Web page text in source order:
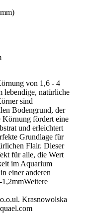
von 1,6 - 4
lebendige, natürliche
sind
Bodengrund, der
Körnung fördert eine
und erleichtert
Grundlage für
Flair. Dieser
für alle, die Wert
im Aquarium
einer anderen
Krasnowolska